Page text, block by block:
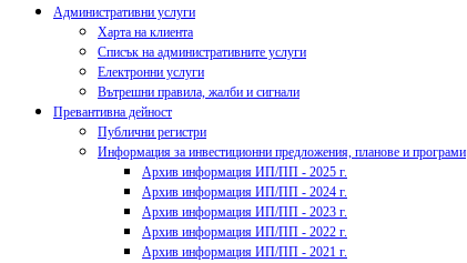
Административни услуги
Харта на клиента
Списък на административните услуги
Електронни услуги
Вътрешни правила, жалби и сигнали
Превантивна дейност
Публични регистри
Информация за инвестиционни предложения, планове и програми
Архив информация ИП/ПП - 2025 г.
Архив информация ИП/ПП - 2024 г.
Архив информация ИП/ПП - 2023 г.
Архив информация ИП/ПП - 2022 г.
Архив информация ИП/ПП - 2021 г.